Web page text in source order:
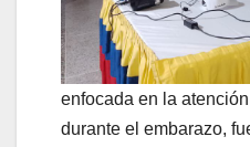
enfocada en la
durante el embarazo,